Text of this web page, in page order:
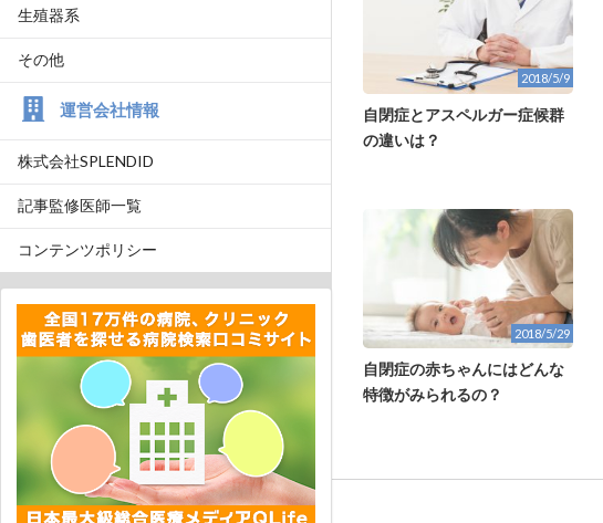
生殖器系
その他
運営会社情報
株式会社SPLENDID
記事監修医師一覧
コンテンツポリシー
2018/5/9
自閉症とアスペルガー症候群
の違いは？
2018/5/29
自閉症の赤ちゃんにはどんな
特徴がみられるの？